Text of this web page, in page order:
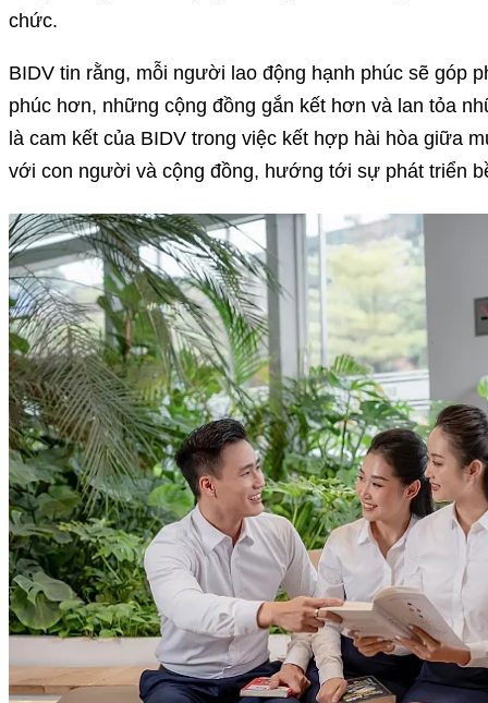
chức.
BIDV tin rằng, mỗi người lao động hạnh phúc sẽ góp
phúc hơn, những cộng đồng gắn kết hơn và lan tỏa
là cam kết của BIDV trong việc kết hợp hài hòa giữa
với con người và cộng đồng, hướng tới sự phát triển